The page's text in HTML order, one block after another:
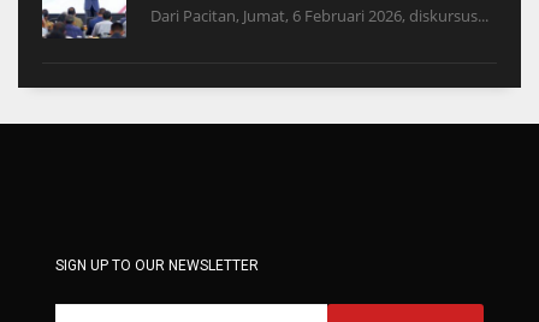
Dari Pacitan, Jumat, 6 Februari 2026, diskursus...
SIGN UP TO OUR NEWSLETTER